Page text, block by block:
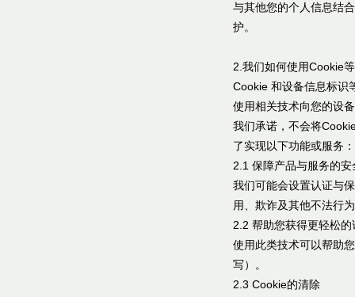
与其他您的个人信息结
护。
2.我们如何使用Cookie
Cookie 和设备信息标识
使用相关技术向您的设
我们承诺，不会将
了实现以下功能或服务：
2.1 保障产品与服务的
我们可能会设置认证与
用、欺诈及其他不法行
2.2 帮助您获得更轻松的
使用此类技术可以帮助
写）。
2.3 Cookie的清除